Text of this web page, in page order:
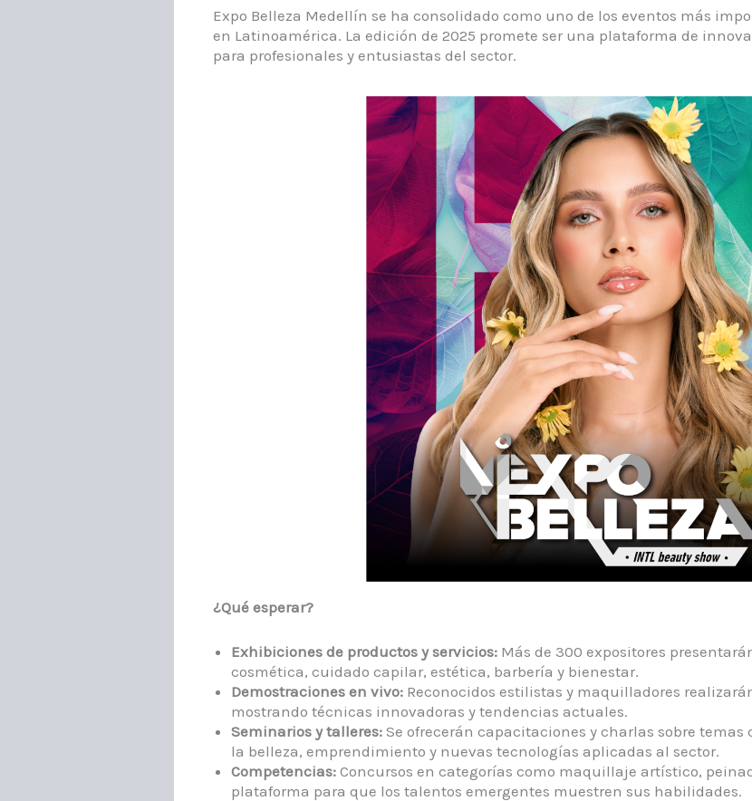
Expo Belleza Medellín se ha consolidado como uno de los eventos más
en Latinoamérica. La edición de 2025 promete ser una plataforma de
para profesionales y entusiastas del sector.​
¿Qué esperar?
Exhibiciones de productos y servicios:Más de 300 expositores
cosmética, cuidado capilar, estética, barbería y bienestar.​
Demostraciones en vivo:Reconocidos estilistas y maquilladores
mostrando técnicas innovadoras y tendencias actuales.​
Seminarios y talleres:Se ofrecerán capacitaciones y charlas sobre
la belleza, emprendimiento y nuevas tecnologías aplicadas al sector.​
Competencias:Concursos en categorías como maquillaje artístico,
plataforma para que los talentos emergentes muestren sus habilidades.​